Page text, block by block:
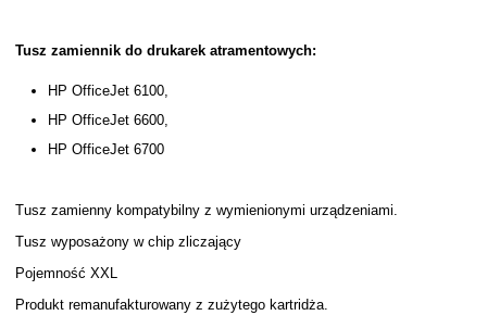
Tusz zamiennik do drukarek atramentowych:
HP OfficeJet 6100,
HP OfficeJet 6600,
HP OfficeJet 6700
Tusz zamienny kompatybilny z wymienionymi urządzeniami.
Tusz wyposażony w chip zliczający
Pojemność XXL
Produkt remanufakturowany z zużytego kartridża.